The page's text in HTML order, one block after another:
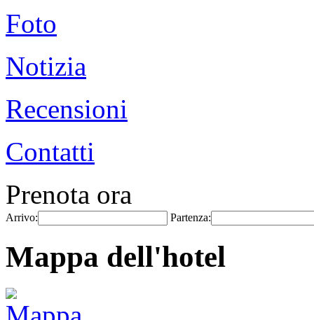
Foto
Notizia
Recensioni
Contatti
Prenota ora
Arrivo: Partenza:
Mappa dell'hotel